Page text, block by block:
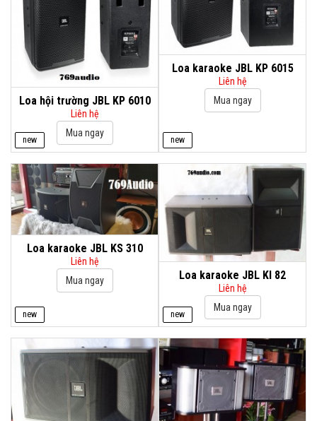
new
Loa hội trường JBL KP 6010
Liên hệ
new
Loa karaoke JBL KP 6015
Liên hệ
new
Loa karaoke JBL KS 310
Liên hệ
new
Loa karaoke JBL KI 82
Liên hệ